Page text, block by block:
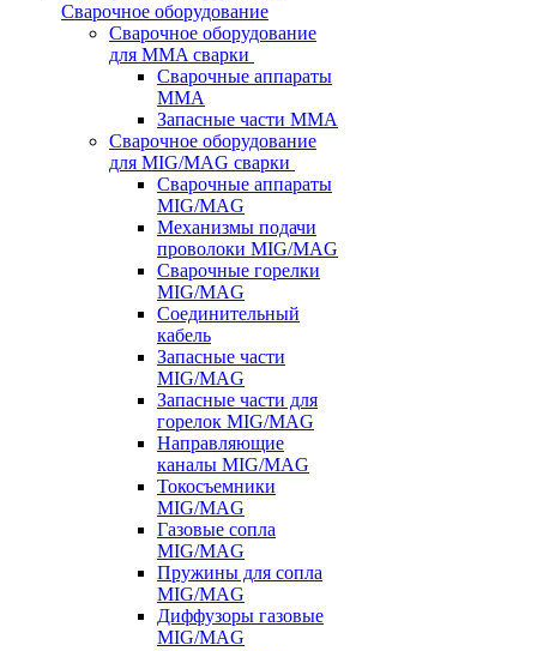
Сварочное оборудование
Сварочное оборудование
для MMA сварки
Сварочные аппараты
MMA
Запасные части MMA
Сварочное оборудование
для MIG/MAG сварки
Сварочные аппараты
MIG/MAG
Механизмы подачи
проволоки MIG/MAG
Сварочные горелки
MIG/MAG
Соединительный
кабель
Запасные части
MIG/MAG
Запасные части для
горелок MIG/MAG
Направляющие
каналы MIG/MAG
Токосъемники
MIG/MAG
Газовые сопла
MIG/MAG
Пружины для сопла
MIG/MAG
Диффузоры газовые
MIG/MAG